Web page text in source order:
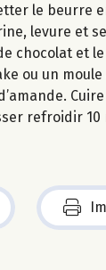
le beurre
levure et
chocolat et
ou un
refroidir